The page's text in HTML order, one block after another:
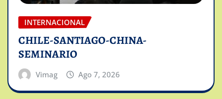
INTERNACIONAL
CHILE-SANTIAGO-CHINA-
SEMINARIO
Vimag Ago 7, 2026